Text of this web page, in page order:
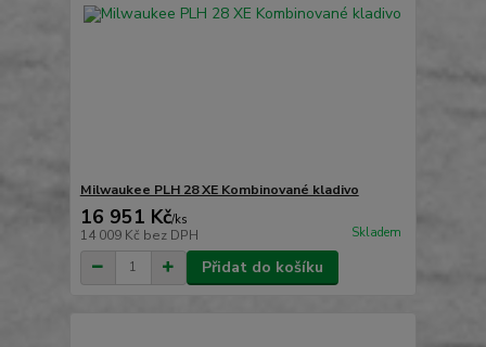
Milwaukee PLH 28 XE Kombinované kladivo
16 951 Kč/ks
14 009 Kč bez DPH Skladem
Přidat do košíku